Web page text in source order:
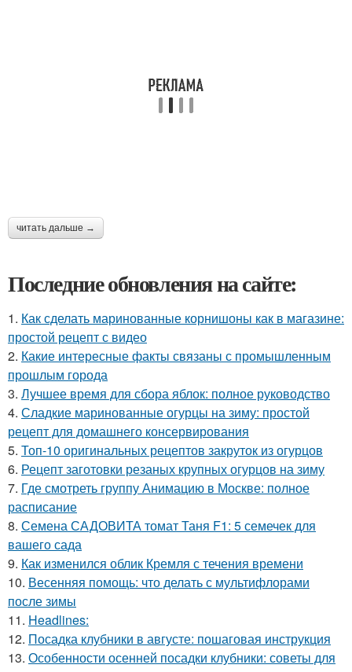
читать дальше →
Последние обновления на сайте:
1. Как сделать маринованные корнишоны как в магазине:
простой рецепт с видео
2. Какие интересные факты связаны с промышленным
прошлым города
3. Лучшее время для сбора яблок: полное руководство
4. Сладкие маринованные огурцы на зиму: простой
рецепт для домашнего консервирования
5. Топ-10 оригинальных рецептов закруток из огурцов
6. Рецепт заготовки резаных крупных огурцов на зиму
7. Где смотреть группу Анимацию в Москве: полное
расписание
8. Семена САДОВИТА томат Таня F1: 5 семечек для
вашего сада
9. Как изменился облик Кремля с течения времени
10. Весенняя помощь: что делать с мультифлорами
после зимы
11. Headlines:
12. Посадка клубники в августе: пошаговая инструкция
13. Особенности осенней посадки клубники: советы для